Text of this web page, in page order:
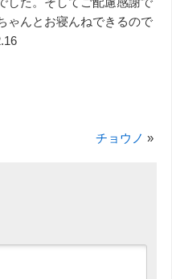
ゃんとお寝んねできるので
チョウノ »